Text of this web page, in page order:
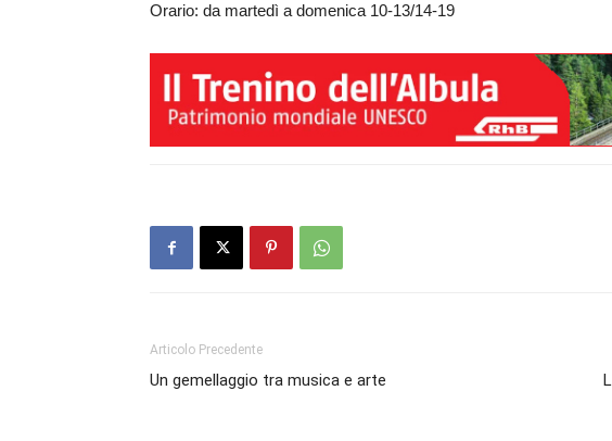
Orario: da martedì a domenica 10-13/14-19
Articolo Precedente
Un gemellaggio tra musica e arte